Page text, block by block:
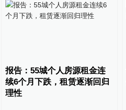
报告：55城个人房源租金连
续6个月下跌，租赁逐渐回归
理性